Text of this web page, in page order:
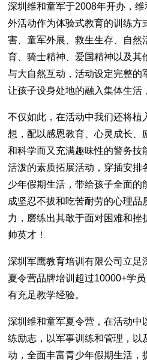
深圳维和童军于2008年开办，
外活动作为体验式教育的训练方
害、童军外展、救生生存、自然
育、骑士精神、爱国精神以及其
与大自然互动，活动设定完整的
让孩子设身处地的融入集体生活
不仅如此，在活动中我们还将植
想，配以感恩教育、心灵成长、
和科学而又充满趣味性的警务技
活泼的素质拓展活动，穿插安排
少年假期生活，带给孩子全面的
成坚忍不拔和吃苦耐劳的心理品
力，磨练出其敢于面对困难和挫
帅英才！
深圳军鹰教育培训有限公司立足
夏令营品牌培训超过10000+学
有充足教学经验。
深圳维和童军夏令营，在活动中
练励志，以军事训练和管理，以
动，全面丰富青少年假期生活，